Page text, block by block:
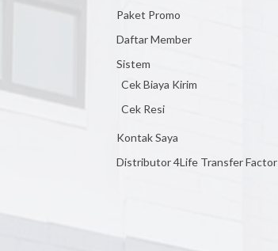
Paket Promo
Daftar Member
Sistem
Cek Biaya Kirim
Cek Resi
Kontak Saya
Distributor 4Life Transfer Factor